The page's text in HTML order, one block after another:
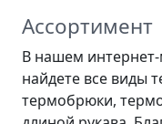
Ассортимент
В нашем
найдете все виды
термобрюки,